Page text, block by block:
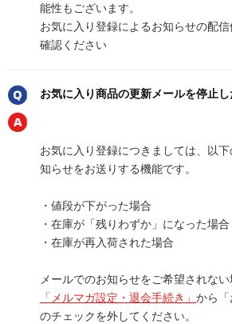
能性もございます。
お気に入り登録によるお知らせの配
確認ください
お気に入り商品の更新メールを停止し
お気に入り登録につきましては、以
知らせをお送りする機能です。
・値段が下がった場合
・在庫が「残りわずか」になった場合
・在庫が再入荷された場合
メールでのお知らせをご希望されな
「メルマガ設定・退会手続き」 から「
のチェックを外してください。